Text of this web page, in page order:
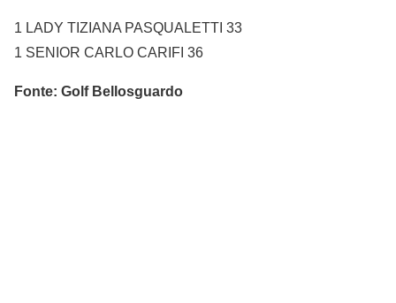
1 LADY TIZIANA PASQUALETTI 33
1 SENIOR CARLO CARIFI 36
Fonte: Golf Bellosguardo